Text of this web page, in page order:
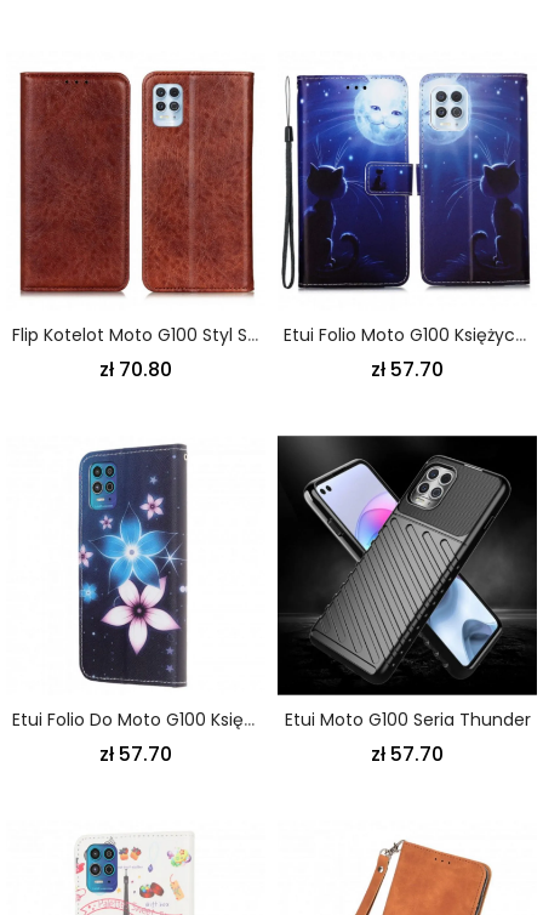
Flip Kotelot Moto G100 Styl Skórzana Trzeźwość
zł 70.80
Etui Folio Moto G100 Księżycowy Kot Etui Ochronne
zł 57.70
Etui Folio Do Moto G100 Księżycowe Pasiaste Kwiaty
zł 57.70
Etui Moto G100 Seria Thunder
zł 57.70